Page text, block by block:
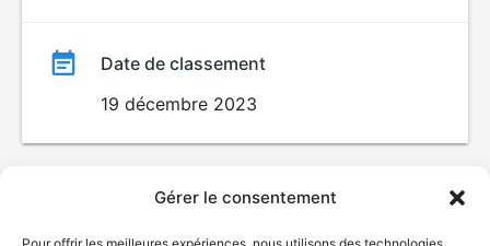
Gérer le consentement
Date de classement
19 décembre 2023